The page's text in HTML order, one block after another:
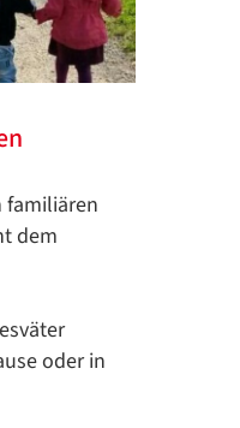
familiären
dem
oder in